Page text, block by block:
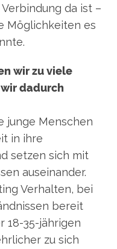
da ist –
Möglichkeiten es
wir zu viele
dadurch
junge Menschen
in ihre
setzen sich mit
auseinander.
Verhalten, bei
bereit
18-35-jährigen
zu sich